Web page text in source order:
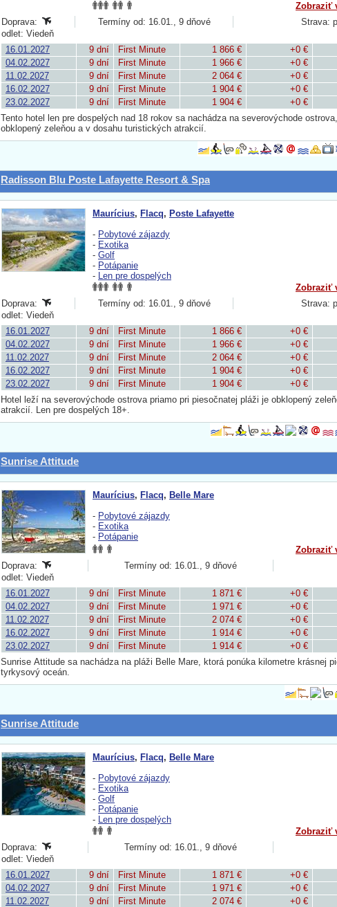
Zobraziť
Doprava:
Termíny od: 16.01., 9 dňové
Strava:
odlet: Viedeň
16.01.2027
9 dní First Minute 1 866 € +0 €
04.02.2027
9 dní First Minute 1 966 € +0 €
11.02.2027
9 dní First Minute 2 064 € +0 €
16.02.2027
9 dní First Minute 1 904 € +0 €
23.02.2027
9 dní First Minute 1 904 € +0 €
Tento hotel len pre dospelých nad 18 rokov sa nachádza na severovýchode
obklopený zeleňou a v dosahu turistických atrakcií.
Radisson Blu Poste Lafayette Resort & Spa
Maurícius, Flacq, Poste Lafayette
- Pobytové zájazdy
- Exotika
- Golf
- Potápanie
- Len pre dospelých
Zobraziť
Doprava:
Termíny od: 16.01., 9 dňové
Strava:
odlet: Viedeň
16.01.2027
9 dní First Minute 1 866 € +0 €
04.02.2027
9 dní First Minute 1 966 € +0 €
11.02.2027
9 dní First Minute 2 064 € +0 €
16.02.2027
9 dní First Minute 1 904 € +0 €
23.02.2027
9 dní First Minute 1 904 € +0 €
Hotel leží na severovýchode ostrova priamo pri piesočnatej pláži je obklopený
atrakcií. Len pre dospelých 18+.
Sunrise Attitude
Maurícius, Flacq, Belle Mare
- Pobytové zájazdy
- Exotika
- Potápanie
Zobraziť
Doprava:
Termíny od: 16.01., 9 dňové
odlet: Viedeň
16.01.2027
9 dní First Minute 1 871 € +0 €
04.02.2027
9 dní First Minute 1 971 € +0 €
11.02.2027
9 dní First Minute 2 074 € +0 €
16.02.2027
9 dní First Minute 1 914 € +0 €
23.02.2027
9 dní First Minute 1 914 € +0 €
Sunrise Attitude sa nachádza na pláži Belle Mare, ktorá ponúka kilometre krásnej
tyrkysový oceán.
Sunrise Attitude
Maurícius, Flacq, Belle Mare
- Pobytové zájazdy
- Exotika
- Golf
- Potápanie
- Len pre dospelých
Zobraziť
Doprava:
Termíny od: 16.01., 9 dňové
odlet: Viedeň
16.01.2027
9 dní First Minute 1 871 € +0 €
04.02.2027
9 dní First Minute 1 971 € +0 €
11.02.2027
9 dní First Minute 2 074 € +0 €